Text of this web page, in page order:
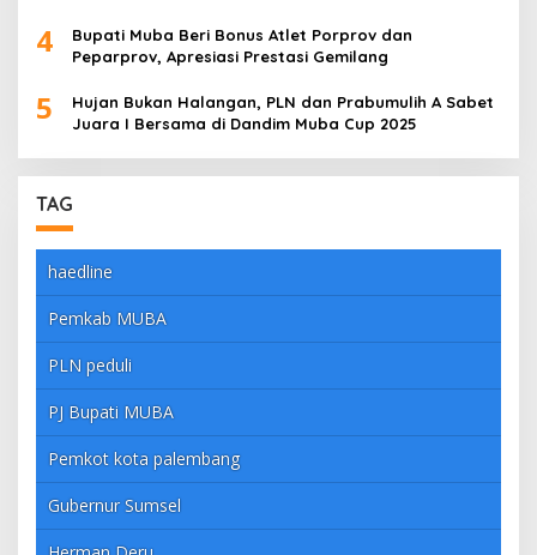
4
Bupati Muba Beri Bonus Atlet Porprov dan
Peparprov, Apresiasi Prestasi Gemilang
5
Hujan Bukan Halangan, PLN dan Prabumulih A Sabet
Juara I Bersama di Dandim Muba Cup 2025
TAG
haedline
Pemkab MUBA
PLN peduli
PJ Bupati MUBA
Pemkot kota palembang
Gubernur Sumsel